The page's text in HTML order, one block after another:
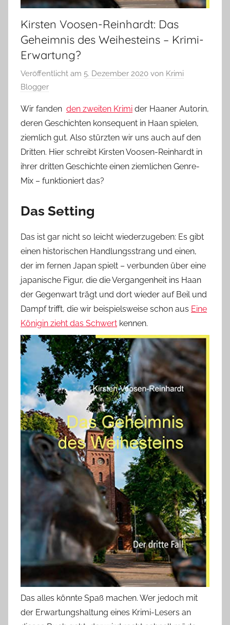
Kirsten Voosen-Reinhardt: Das
Geheimnis des Weihesteins – Krimi-
Erwartung?
Veröffentlicht am 5. Dezember 2020 von Krimi
Blogger
Wir fanden den zweiten Krimi der Haaner Autorin,
deren Geschichten konsequent in Haan spielen,
ziemlich gut. Also stürzten wir uns auch auf den
Dritten. Hier schreibt Kirsten Voosen-Reinhardt in
ihrer dritten Geschichte einen ziemlichen Genre-
Mix – funktioniert das?
Das Setting
Das ist gar nicht so leicht wiederzugeben: Es gibt
einen historischen Handlungsstrang und einen,
der im fernen Japan spielt – verbunden über eine
japanische Figur, die die Vergangenheit ins Haan
der Gegenwart trägt und dort wieder auf Beil und
Dampf trifft, die wir beispielsweise schon aus Eine
Königin zieht das Schwert kennen.
Das alles könnte Spaß machen. Wer jedoch mit
der Erwartungshaltung eines Krimi-Lesers an